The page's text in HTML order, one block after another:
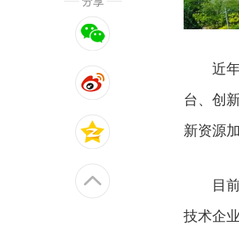
近
台、创
新资源
目
技术企